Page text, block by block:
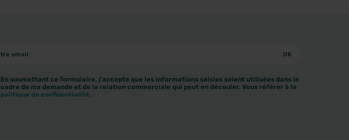
En soumettant ce formulaire, j'accepte que les informations saisies soient utilisées dans le
cadre de ma demande et de la relation commerciale qui peut en découler. Vous référer à la
politique de confidentialité.